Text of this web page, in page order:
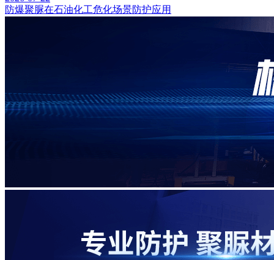
防爆聚脲在石油化工危化场景防护应用